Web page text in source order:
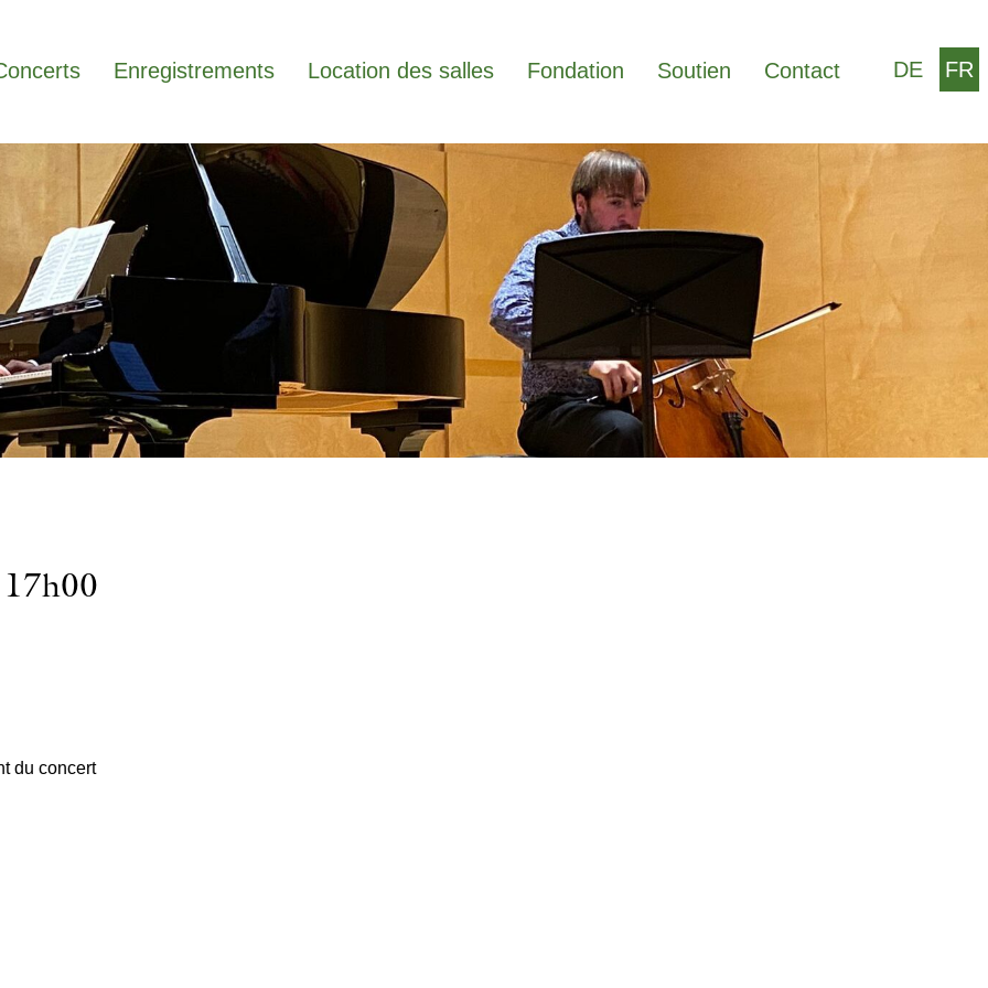
DE FR
Enregistrements Location des salles Fondation Soutien Contact
du concert